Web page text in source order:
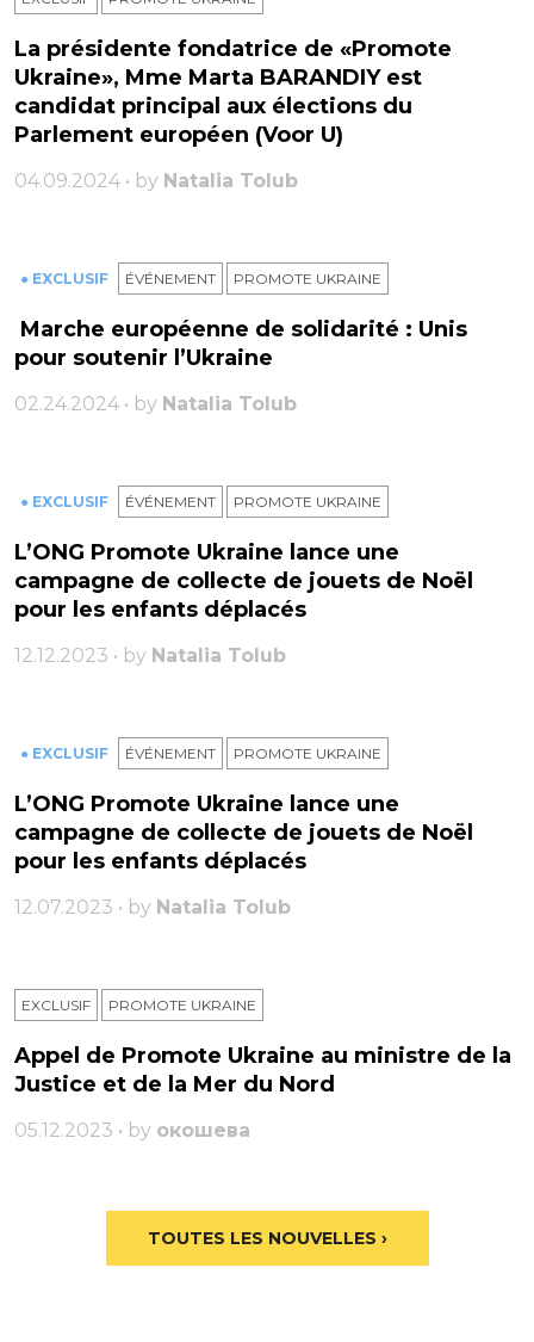
La présidente fondatrice de «Promote
Ukraine», Mme Marta BARANDIY est
candidat principal aux élections du
Parlement européen (Voor U)
04.09.2024 • by Natalia Tolub
● EXCLUSIF ÉVÉNEMENT PROMOTE UKRAINE
Marche européenne de solidarité : Unis
pour soutenir l’Ukraine
02.24.2024 • by Natalia Tolub
● EXCLUSIF ÉVÉNEMENT PROMOTE UKRAINE
L’ONG Promote Ukraine lance une
campagne de collecte de jouets de Noël
pour les enfants déplacés
12.12.2023 • by Natalia Tolub
● EXCLUSIF ÉVÉNEMENT PROMOTE UKRAINE
L’ONG Promote Ukraine lance une
campagne de collecte de jouets de Noël
pour les enfants déplacés
12.07.2023 • by Natalia Tolub
EXCLUSIF PROMOTE UKRAINE
Appel de Promote Ukraine au ministre de la
Justice et de la Mer du Nord
05.12.2023 • by окошева
TOUTES LES NOUVELLES ›